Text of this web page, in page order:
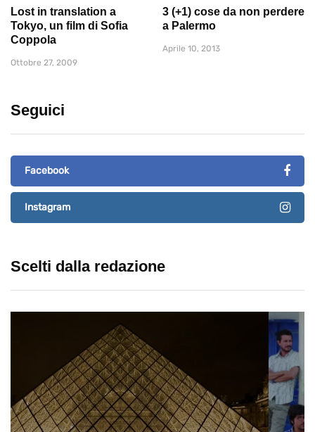
Lost in translation a
Tokyo, un film di Sofia
Coppola
Ottobre 27, 2009
3 (+1) cose da non perdere
a Palermo
Aprile 10, 2013
Seguici
Facebook
Instagram
Scelti dalla redazione